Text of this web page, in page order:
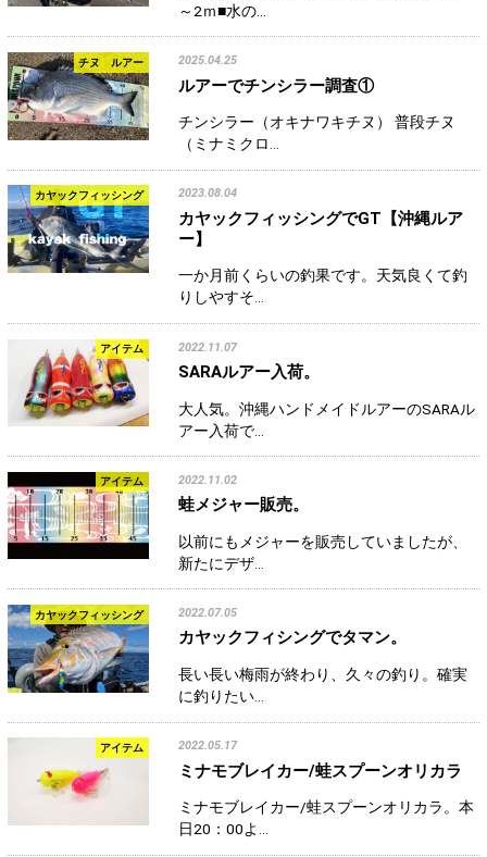
～2ｍ■水の…
チヌ ルアー 2025.04.25
ルアーでチンシラー調査①
チンシラー（オキナワキチヌ） 普段チヌ
（ミナミクロ…
カヤックフィッシング 2023.08.04
カヤックフィッシングでGT【沖縄ルア
ー】
一か月前くらいの釣果です。天気良くて釣
りしやすそ…
アイテム 2022.11.07
SARAルアー入荷。
大人気。沖縄ハンドメイドルアーのSARAル
アー入荷で…
アイテム 2022.11.02
蛙メジャー販売。
以前にもメジャーを販売していましたが、
新たにデザ…
カヤックフィッシング 2022.07.05
カヤックフィシングでタマン。
長い長い梅雨が終わり、久々の釣り。確実
に釣りたい…
アイテム 2022.05.17
ミナモブレイカー/蛙スプーンオリカラ
ミナモブレイカー/蛙スプーンオリカラ。本
日20：00よ…